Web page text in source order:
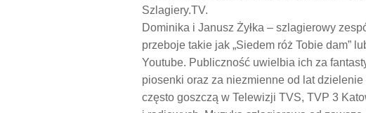
Szlagiery.TV.
Dominika i Janusz Żyłka – szlagierowy
przeboje takie jak „Siedem róż Tobie dam”
Youtube. Publiczność uwielbia ich za
piosenki oraz za niezmienne od lat
często goszczą w Telewizji TVS, TVP 3